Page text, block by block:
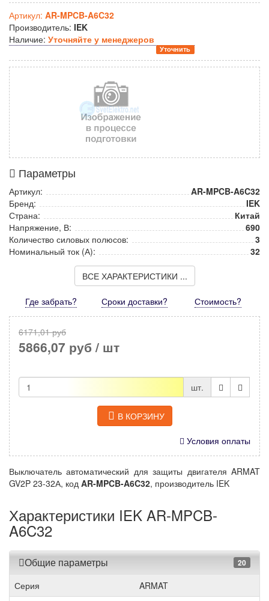
Артикул: AR-MPCB-A6C32
Производитель: IEK
Наличие: Уточняйте у менеджеров
Уточнить
Параметры
Артикул:
AR-MPCB-A6C32
Бренд:
IEK
Страна:
Китай
Напряжение, В:
690
Количество силовых полюсов:
3
Номинальный ток (А):
32
ВСЕ ХАРАКТЕРИСТИКИ ...
Где забрать? Сроки доставки? Стоимость?
6171,01 руб
5866,07 руб / шт
шт.
В КОРЗИНУ
Условия оплаты
Выключатель автоматический для защиты двигателя ARMAT
GV2P 23-32А, код AR-MPCB-A6C32, производитель IEK
Характеристики IEK AR-MPCB-
A6C32
Общие параметры 20
Серия
ARMAT